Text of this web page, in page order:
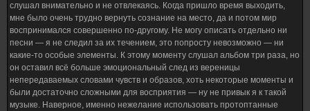
слушал внимательно и не отвлекаясь. Когда пришло время выходить,
мне было очень трудно вернуть сознание на место, да и потом мир
воспринимался совершенно по-другому. Не могу описать отдельно ни
песни — я не следил за их течением, это попросту невозможно — ни
какие-то особые элементы. К этому моменту слушал альбом три раза, но
он оставил всё больше эмоциональный след из вереницы
непередаваемых словами чувств и образов, хоть некоторые моменты и
были достаточно сложными для восприятия — ну не привык я к такой
музыке. Наверное, именно нежелание использовать протоптанные